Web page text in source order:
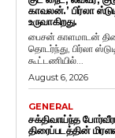
காவலன்.’ பிர்லா
உருவாகிறது.
பைசன் காளமாடன்
தொடர்ந்து, பிர்லா
கூட்டணியில்...
August 6, 2026
GENERAL
சக்திவாய்ந்த
திரைப்படத்தின்